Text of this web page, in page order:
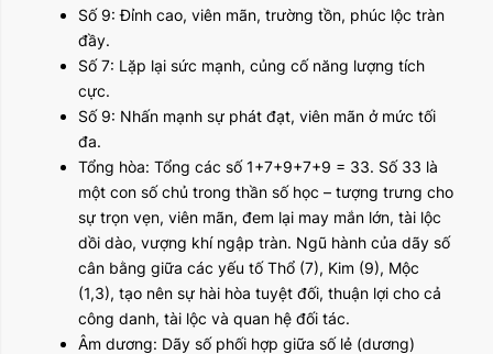
Số 9: Đỉnh cao, viên mãn, trường tồn, phúc lộc tràn
đầy.
Số 7: Lặp lại sức mạnh, củng cố năng lượng tích
cực.
Số 9: Nhấn mạnh sự phát đạt, viên mãn ở mức tối
đa.
Tổng hòa: Tổng các số 1+7+9+7+9 = 33. Số 33 là
một con số chủ trong thần số học – tượng trưng cho
sự trọn vẹn, viên mãn, đem lại may mắn lớn, tài lộc
dồi dào, vượng khí ngập tràn. Ngũ hành của dãy số
cân bằng giữa các yếu tố Thổ (7), Kim (9), Mộc
(1,3), tạo nên sự hài hòa tuyệt đối, thuận lợi cho cả
công danh, tài lộc và quan hệ đối tác.
Âm dương: Dãy số phối hợp giữa số lẻ (dương)